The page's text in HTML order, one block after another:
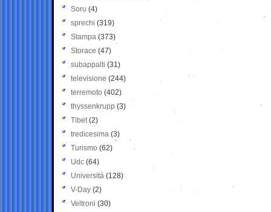
Soru (4)
sprechi (319)
Stampa (373)
Storace (47)
subappalti (31)
televisione(244)
terremoto (402)
thyssenkrupp (3)
Tibet(2)
tredicesima (3)
Turismo (62)
Udc (64)
Università (128)
V-Day (2)
Veltroni (30)